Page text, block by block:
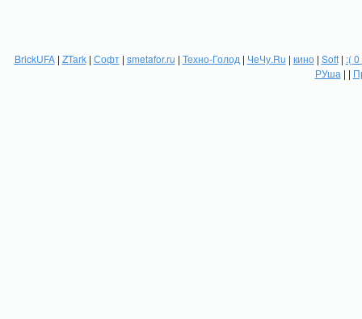
BrickUFA| ZTark| Софт| smetafor.ru | Техно-Голод | ЧеЧу.Ru | кино| Soft| :(
РУша | |